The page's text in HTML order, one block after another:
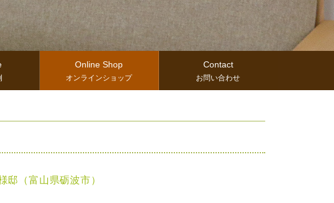
Online Shop
オンラインショップ
Contact
お問い合わせ
（富山県砺波市）